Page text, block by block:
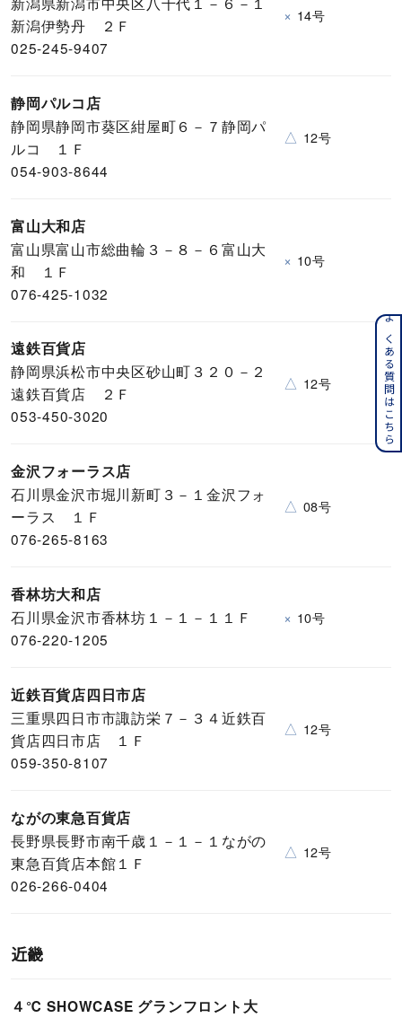
新潟伊勢丹 ２Ｆ
025-245-9407
× 14号
静岡パルコ店
静岡県静岡市葵区紺屋町６－７静岡パ
ルコ １Ｆ
054-903-8644
△ 12号
富山大和店
富山県富山市総曲輪３－８－６富山大
和 １Ｆ
076-425-1032
× 10号
遠鉄百貨店
静岡県浜松市中央区砂山町３２０－２
遠鉄百貨店 ２Ｆ
053-450-3020
△ 12号
金沢フォーラス店
石川県金沢市堀川新町３－１金沢フォ
ーラス １Ｆ
076-265-8163
△ 08号
香林坊大和店
石川県金沢市香林坊１－１－１１Ｆ
076-220-1205
× 10号
近鉄百貨店四日市店
三重県四日市市諏訪栄７－３４近鉄百
貨店四日市店 １Ｆ
059-350-8107
△ 12号
ながの東急百貨店
長野県長野市南千歳１－１－１ながの
東急百貨店本館１Ｆ
026-266-0404
△ 12号
近畿
４℃ SHOWCASE グランフロント大
よくある質問はこちら